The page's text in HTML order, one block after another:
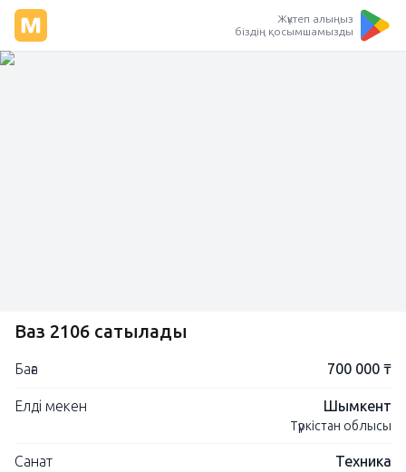
Жүктеп алыңыз
біздің қосымшамызды
Ваз 2106 сатылады
Баға 700 000 ₸
Елді мекен Шымкент
Түркістан облысы
Санат Техника